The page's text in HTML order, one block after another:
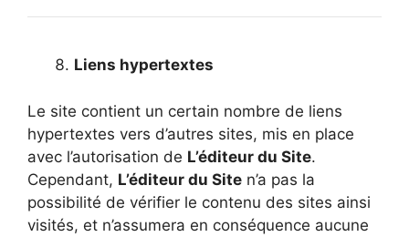
Liens hypertextes
Le site contient un certain nombre de liens
hypertextes vers d’autres sites, mis en place
avec l’autorisation de L’éditeur du Site.
Cependant, L’éditeur du Site n’a pas la
possibilité de vérifier le contenu des sites ainsi
visités, et n’assumera en conséquence aucune